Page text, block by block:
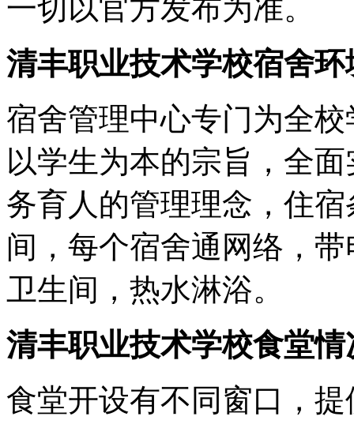
一切以官方发布为准。
清丰职业技术学校宿舍环
宿舍管理中心专门为全
以学生为本的宗旨，全
务育人的管理理念，住
间，每个宿舍通网络，
卫生间，热水淋浴。
清丰职业技术学校食堂情
食堂开设有不同窗口，